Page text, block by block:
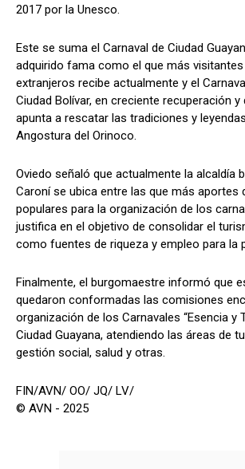
2017 por la Unesco.
Este se suma el Carnaval de Ciudad
adquirido fama como el que más
extranjeros recibe actualmente y el
Ciudad Bolívar, en creciente recuperación y
apunta a rescatar las tradiciones y
Angostura del Orinoco.
Oviedo señaló que actualmente la alcaldía
Caroní se ubica entre las que más aportes
populares para la organización de los
justifica en el objetivo de consolidar el
como fuentes de riqueza y empleo para la
Finalmente, el burgomaestre informó que
quedaron conformadas las comisiones
organización de los Carnavales “Esencia y
Ciudad Guayana, atendiendo las áreas de
gestión social, salud y otras.
FIN/AVN/ OO/ JQ/ LV/
© AVN - 2025